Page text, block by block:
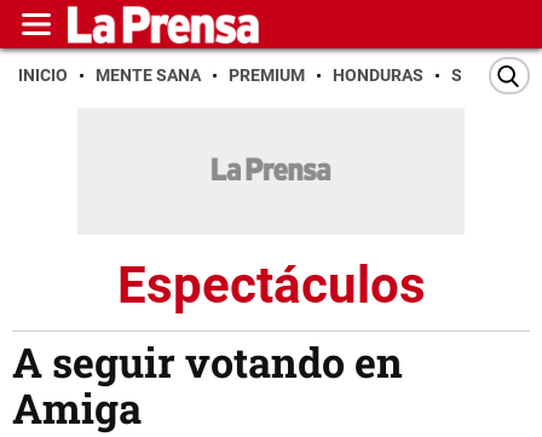
INICIO MENTE SANA PREMIUM HONDURAS SAN PEDRO
Espectáculos
A seguir votando en
Amiga